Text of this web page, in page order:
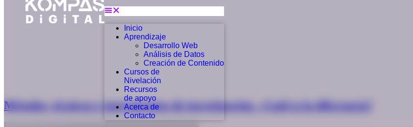
Inicio
Aprendizaje
Desarrollo Web
Análisis de Datos
Creación de Contenido
Cursos de
Nivelación
Recursos
de apoyo
Acerca de
Contacto
Métodos, técnicas e instrumentos de investigación. ¿Cuál es la diferencia?